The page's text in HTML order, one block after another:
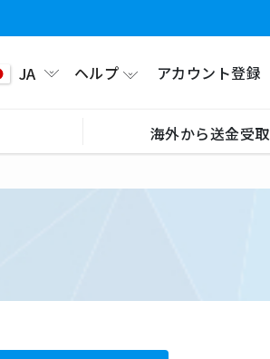
JA ヘルプ アカウント登録
海外から送金受取